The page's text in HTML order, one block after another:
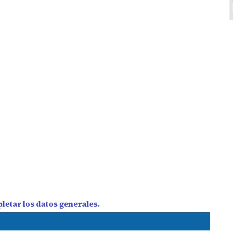
los datos generales.